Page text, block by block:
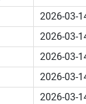
2026-03-
2026-03-
2026-03-
2026-03-
2026-03-